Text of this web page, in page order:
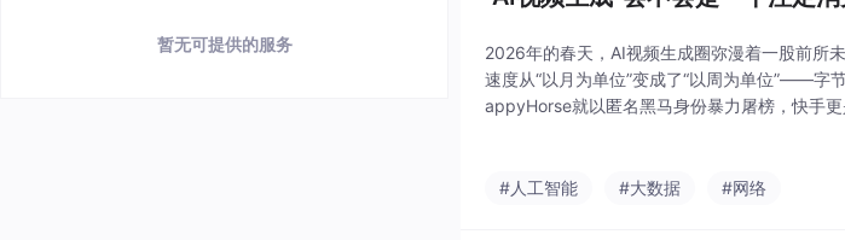
暂无可提供的服务
2026年的春天，AI视频生成圈弥漫着一股前所
速度从“以月为单位”变成了“以周为单位”——字
appyHorse就以匿名黑马身份暴力屠榜，快手
#人工智能 #大数据 #网络